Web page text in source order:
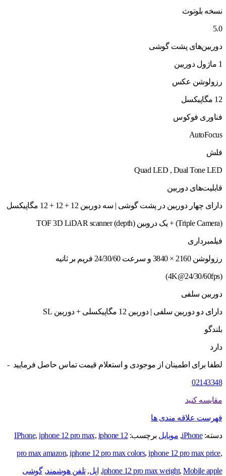
نسخه بلوتوث
5.0
دوربین‌های پشت گوشی
1 ماژول دوربین
رزولوشن عکس
12 مگاپیکسل
فناوری فوکوس
AutoFocus
فلش
Quad LED , Dual Tone LED
قابلیت‌های دوربین
دارای چهار دوربین در پشت گوشی | سه دوربین 12 + 12 + 12 مگاپیکسل
(Triple Camera) + یک دروبین TOF 3D LiDAR scanner (depth)
فیلمبرداری
رزولوشن 2160 × 3840 و سرعت 24/30/60 فریم بر ثانیه
(4K@24/30/60fps)
دوربین سلفی
دارای دو دوربین سلفی | دوربین 12 مگاپیکسلی + دوربین SL
بلندگو
دارد
لطفا برای اطمینان از موجودی و استعلام قیمت تماس حاصل فرمایید -
02143348
مقایسه کنید
فهرست علاقه مندی ها
دسته:iPhone
, موبایل برچسب: IPhone, iphone 12 pro max, iphone 12
pro max amazon, iphone 12 pro max colors, iphone 12 pro max price,
iphone 12 pro max weight, Mobile apple
, اپل, تلفن هوشمند, گوشی